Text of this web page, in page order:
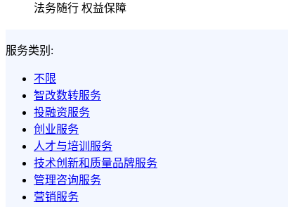
法务随行 权益保障
服务类别:
不限
智改数转服务
投融资服务
创业服务
人才与培训服务
技术创新和质量品牌服务
管理咨询服务
营销服务